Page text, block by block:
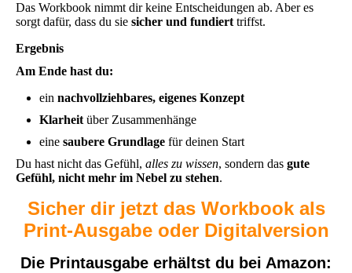
Das Workbook nimmt dir keine Entscheidungen ab. Aber es
sorgt dafür, dass du sie sicher und fundiert triffst.
Ergebnis
Am Ende hast du:
ein nachvollziehbares, eigenes Konzept
Klarheit über Zusammenhänge
eine saubere Grundlage für deinen Start
Du hast nicht das Gefühl, alles zu wissen, sondern das gute
Gefühl, nicht mehr im Nebel zu stehen.
Sicher dir jetzt das Workbook als
Print-Ausgabe oder Digitalversion
Die Printausgabe erhältst du bei Amazon: